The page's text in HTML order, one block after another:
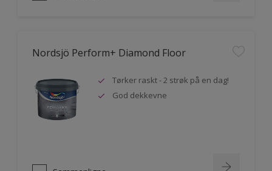
Nordsjö Perform+ Diamond Floor
Tørker raskt - 2 strøk på en dag!
God dekkevne